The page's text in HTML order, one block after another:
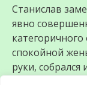
Станислав
явно
спокойной
руки, собрался